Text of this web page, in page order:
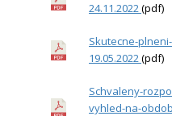
24.11.2022(pdf)
Skutecne-
19.05.2022(pdf)
Schvaleny-
vyhled-na-